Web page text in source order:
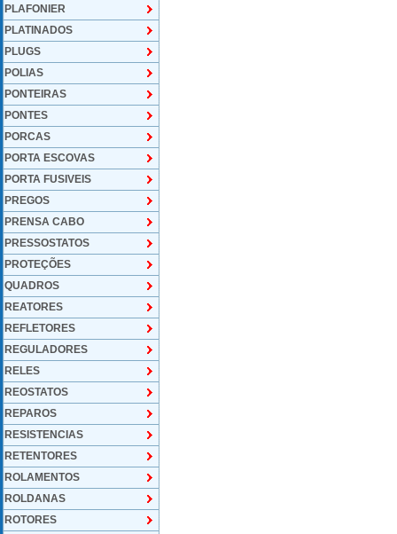
PLAFONIER
PLATINADOS
PLUGS
POLIAS
PONTEIRAS
PONTES
PORCAS
PORTA ESCOVAS
PORTA FUSIVEIS
PREGOS
PRENSA CABO
PRESSOSTATOS
PROTEÇÕES
QUADROS
REATORES
REFLETORES
REGULADORES
RELES
REOSTATOS
REPAROS
RESISTENCIAS
RETENTORES
ROLAMENTOS
ROLDANAS
ROTORES